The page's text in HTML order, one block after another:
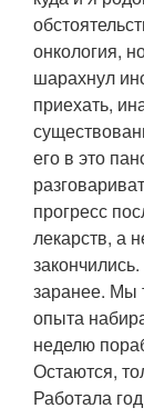
онкология,
шарахнул
приехать,
его в это
прогресс
лекарств, а
заранее. Мы
опыта
неделю
Остаются,
Работала